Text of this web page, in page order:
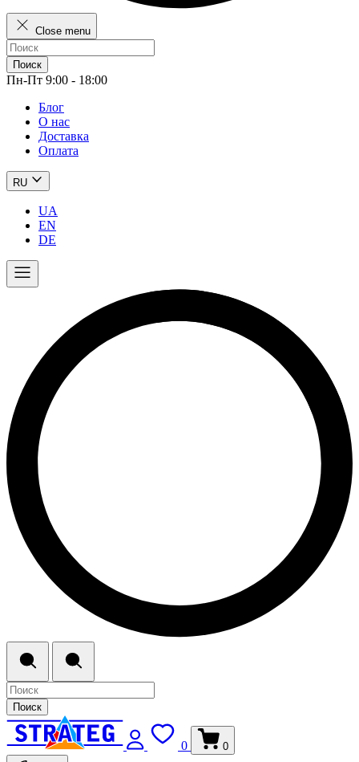
Close menu
Поиск
Пн-Пт 9:00 - 18:00
Блог
О нас
Доставка
Оплата
RU
UA
EN
DE
Поиск
0 0